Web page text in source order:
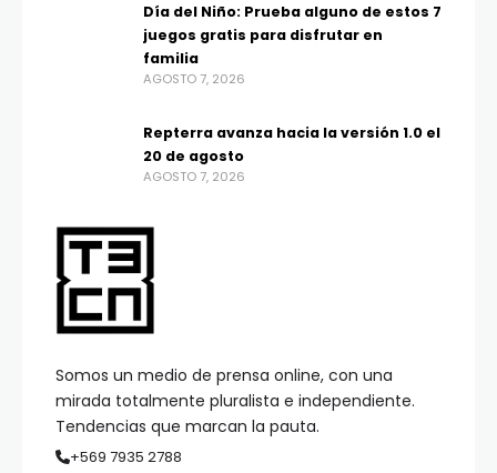
Somos un medio de prensa online, con una
mirada totalmente pluralista e independiente.
Tendencias que marcan la pauta.
+569 7935 2788
Día del Niño: Prueba alguno de estos 7
juegos gratis para disfrutar en
familia
AGOSTO 7, 2026
Repterra avanza hacia la versión 1.0 el
20 de agosto
AGOSTO 7, 2026